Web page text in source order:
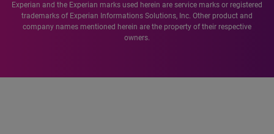
Experian and the Experian marks used herein are service marks or registered
trademarks of Experian Informations Solutions, Inc. Other product and
company names mentioned herein are the property of their respective
owners.